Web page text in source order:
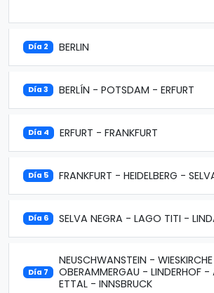
Día 2 BERLIN
Día 3 BERLÍN - POTSDAM - ERFURT
Día 4 ERFURT - FRANKFURT
Día 5 FRANKFURT - HEIDELBERG -
Día 6 SELVA NEGRA - LAGO TITI -
Día 7
NEUSCHWANSTEIN -
OBERAMMERGAU - LINDERHOF
ETTAL - INNSBRUCK